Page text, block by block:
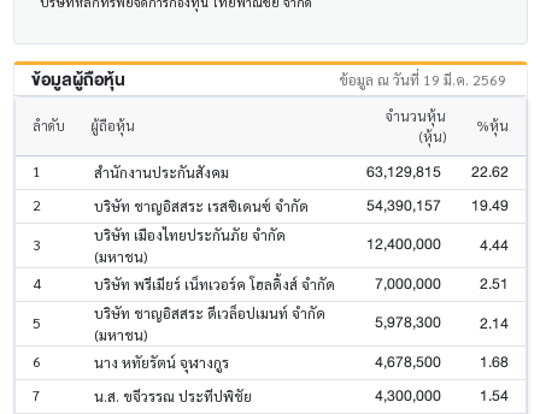
ข้อมูลผู้ถือหุ้น ข้อมูล ณ วันที่ 19 มี.ค. 2569
ลำดับ ผู้ถือหุ้น
จำนวนหุ้น
(หุ้น)
%หุ้น
1 สำนักงานประกันสังคม 63,129,815 22.62
2 บริษัท ชาญอิสสระ เรสซิเดนซ์ จำกัด 54,390,157 19.49
3
บริษัท เมืองไทยประกันภัย จำกัด
(มหาชน)
12,400,000 4.44
4 บริษัท พรีเมียร์ เน็ทเวอร์ค โฮลดิ้งส์ จำกัด 7,000,000 2.51
5
บริษัท ชาญอิสสระ ดีเวล็อปเมนท์ จำกัด
(มหาชน)
5,978,300 2.14
6 นาง หทัยรัตน์ จุฬางกูร 4,678,500 1.68
7 น.ส. ขจีวรรณ ประทีปพิชัย 4,300,000 1.54